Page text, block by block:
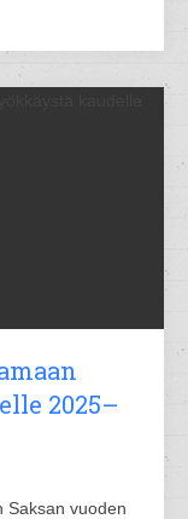
2025–
Saksan vuoden